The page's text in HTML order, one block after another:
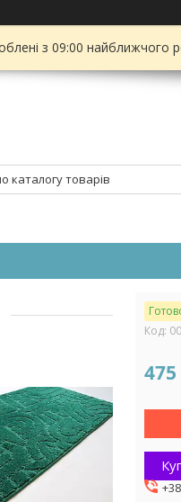
з 09:00 найближчого
Код: